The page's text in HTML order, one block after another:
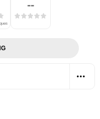
--